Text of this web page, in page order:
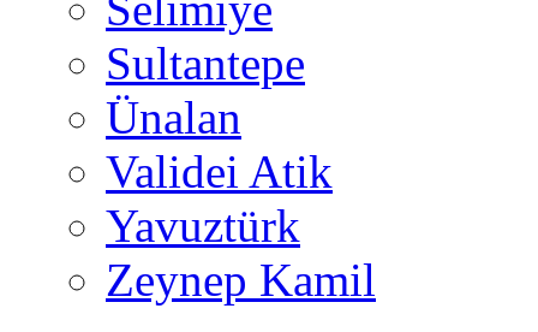
Sultantepe
Ünalan
Validei Atik
Yavuztürk
Zeynep Kamil